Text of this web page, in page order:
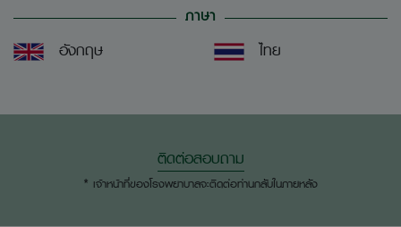
ภาษา
อังกฤษ
ไทย
ติดต่อสอบถาม
* เจ้าหน้าที่ของโรงพยาบาลจะติดต่อท่านกลับในภายหลัง